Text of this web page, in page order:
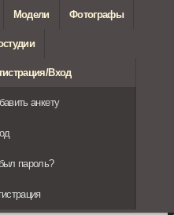
Модели Фотографы
Вход
анкету
пароль?